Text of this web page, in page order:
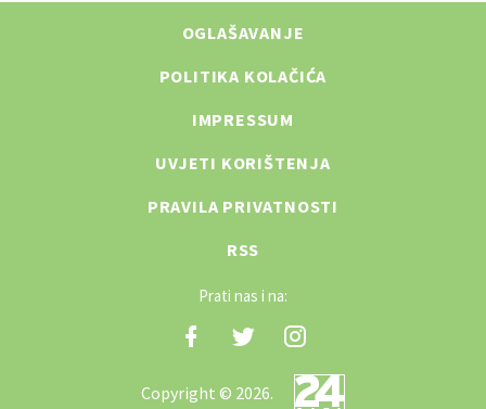
OGLAŠAVANJE
POLITIKA KOLAČIĆA
IMPRESSUM
UVJETI KORIŠTENJA
PRAVILA PRIVATNOSTI
RSS
Prati nas i na:
Copyright © 2026.